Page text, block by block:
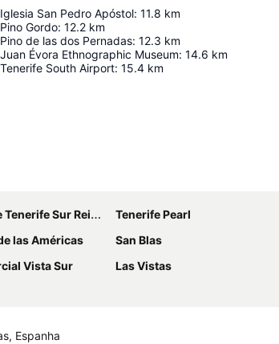
Iglesia San Pedro Apóstol: 11.8 km
Pino Gordo: 12.2 km
Pino de las dos Pernadas: 12.3 km
Juan Évora Ethnographic Museum: 14.6 km
Tenerife South Airport: 15.4 km
Sur Reina Sofía Tenerife Pearl
las Américas San Blas
Vista Sur Las Vistas
Espanha